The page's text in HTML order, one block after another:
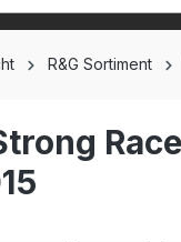
R&G Sortiment